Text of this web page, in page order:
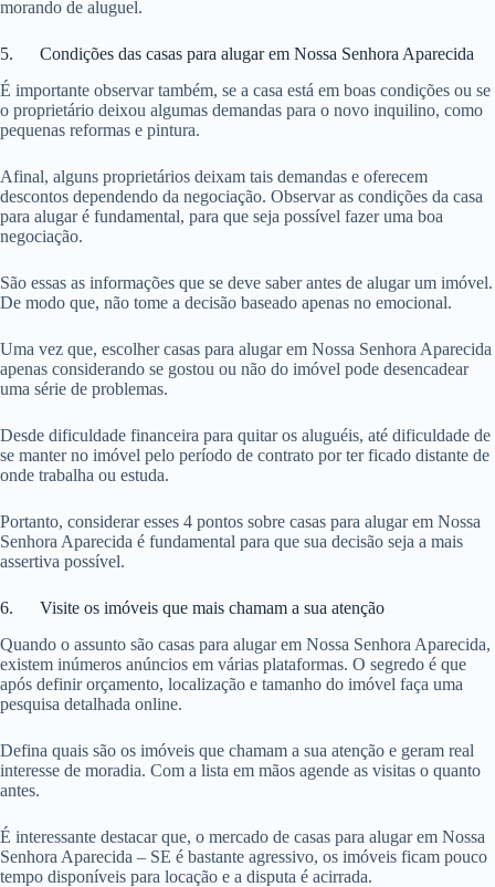
morando de aluguel.
5. Condições das casas para alugar em Nossa Senhora Aparecida
É importante observar também, se a casa está em boas condições ou se
o proprietário deixou algumas demandas para o novo inquilino, como
pequenas reformas e pintura.
Afinal, alguns proprietários deixam tais demandas e oferecem
descontos dependendo da negociação. Observar as condições da casa
para alugar é fundamental, para que seja possível fazer uma boa
negociação.
São essas as informações que se deve saber antes de alugar um imóvel.
De modo que, não tome a decisão baseado apenas no emocional.
Uma vez que, escolher casas para alugar em Nossa Senhora Aparecida
apenas considerando se gostou ou não do imóvel pode desencadear
uma série de problemas.
Desde dificuldade financeira para quitar os aluguéis, até dificuldade de
se manter no imóvel pelo período de contrato por ter ficado distante de
onde trabalha ou estuda.
Portanto, considerar esses 4 pontos sobre casas para alugar em Nossa
Senhora Aparecida é fundamental para que sua decisão seja a mais
assertiva possível.
6. Visite os imóveis que mais chamam a sua atenção
Quando o assunto são casas para alugar em Nossa Senhora Aparecida,
existem inúmeros anúncios em várias plataformas. O segredo é que
após definir orçamento, localização e tamanho do imóvel faça uma
pesquisa detalhada online.
Defina quais são os imóveis que chamam a sua atenção e geram real
interesse de moradia. Com a lista em mãos agende as visitas o quanto
antes.
É interessante destacar que, o mercado de casas para alugar em Nossa
Senhora Aparecida – SE é bastante agressivo, os imóveis ficam pouco
tempo disponíveis para locação e a disputa é acirrada.